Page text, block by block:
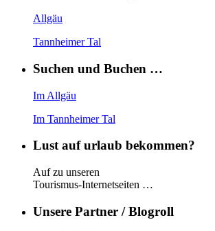
Allgäu
Tannheimer Tal
Suchen und Buchen …
Im Allgäu
Im Tannheimer Tal
Lust auf urlaub bekommen?
Auf zu unseren
Tourismus-Internetseiten …
Unsere Partner / Blogroll